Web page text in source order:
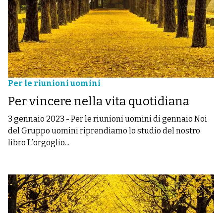
Per le riunioni uomini
Per vincere nella vita quotidiana
3 gennaio 2023 - Per le riunioni uomini di gennaio Noi
del Gruppo uomini riprendiamo lo studio del nostro
libro L’orgoglio...